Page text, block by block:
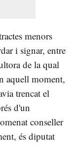
menors
i signar, entre
de la qual
aquell moment,
trencat el
d'un
conseller
és diputat